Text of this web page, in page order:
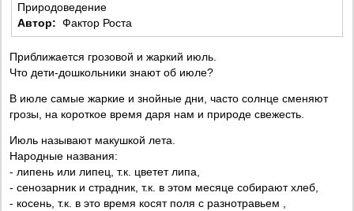
Природоведение
Автор: Фактор Роста
Приближается грозовой и жаркий июль.
Что дети-дошкольники знают об июле?
В июле самые жаркие и знойные дни, часто солнце сменяют
грозы, на короткое время даря нам и природе свежесть.
Июль называют макушкой лета.
Народные названия:
- липень или липец, т.к. цветет липа,
- сенозарник и страдник, т.к. в этом месяце собирают хлеб,
- косень, т.к. в это время косят поля с разнотравьем ,